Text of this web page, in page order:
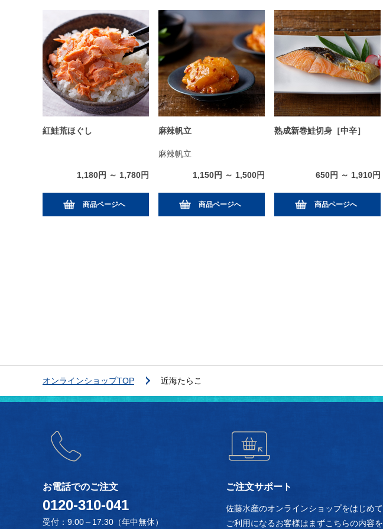
紅鮭荒ほぐし
1,180円 ～ 1,780円
商品ページへ
麻辣帆立
麻辣帆立
1,150円 ～ 1,500円
商品ページへ
熟成新巻鮭切身［中辛］
650円 ～ 1,910円
商品ページへ
オンラインショップTOP 近海たらこ
お電話でのご注文
0120-310-041
受付：9:00～17:30（年中無休）
ご注文サポート
佐藤水産のオンラインショップをはじめて
ご利用になるお客様はまずこちらの内容を